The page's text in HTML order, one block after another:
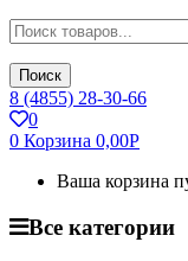
Поиск
8 (4855) 28-30-66
0
0 Корзина 0,00Р
Ваша корзина
Все категории